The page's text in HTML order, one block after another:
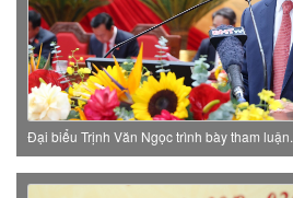
Đại biểu Trịnh Văn Ngọc trình bày tham luận.